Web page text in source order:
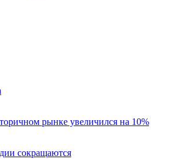
рынке увеличился на 10%
сокращаются